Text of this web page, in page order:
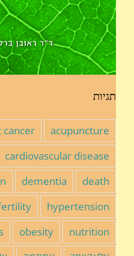
תגיות
acupuncture
cancer
cardiovascular disease
death
dementia
hypertension
nutrition
obesity